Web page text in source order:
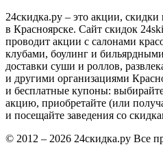
24скидка.ру – это акции,
в Красноярске. Сайт скидок
проводит акции с салонами
клубами, боулинг и
доставки суши и роллов,
и другими организациями
и бесплатные купоны:
акцию, приобретайте (или
и посещайте заведения со
© 2012 – 2026 24скидка.ру Все